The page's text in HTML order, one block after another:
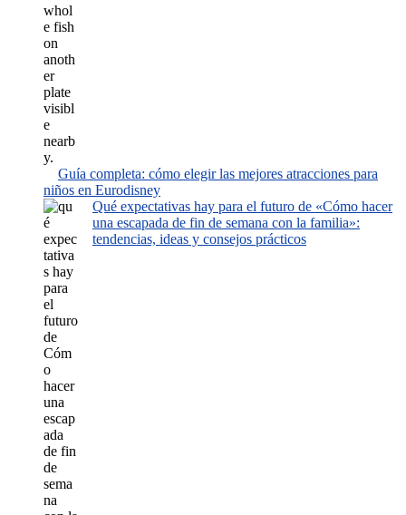
Guía completa: cómo elegir las mejores atracciones para
niños en Eurodisney
Qué expectativas hay para el futuro de «Cómo hacer
una escapada de fin de semana con la familia»:
tendencias, ideas y consejos prácticos